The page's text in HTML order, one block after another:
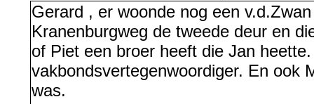
Gerard , er woonde nog een
Kranenburgweg de tweede deur en
of Piet een broer heeft die Jan
vakbondsvertegenwoordiger. En ook
was.